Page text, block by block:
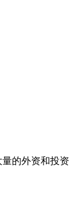
的外资和投资